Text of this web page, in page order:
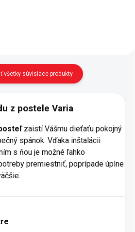
všetky súvisiace produkty
z postele Varia
zaistí Vášmu dieťaťu pokojný
spánok. Vďaka inštalácii
s ňou je možné ľahko
premiestniť, poprípade úplne